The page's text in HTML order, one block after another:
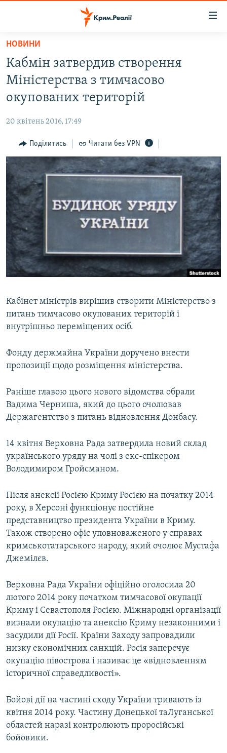
Перейти
основного
матеріалу
до
основної
Перейти
до
пошуку
НОВИНИ
ВІДЕО ТА ФОТО
БЛОГИ
ПОГЛЯД
ІНТЕРВ'Ю
ВСЕ ЗА ДЕНЬ
СПЕЦПРОЕКТИ
ДЕПОРТАЦІЯ
ВІДЕОУРОКИ «ELIFBE»
СВІДЧЕННЯ ОКУПАЦІЇ
УКРАЇНСЬКА ПРОБЛЕМА КРИМУ
ЯК ОБІЙТИ БЛОКУВАННЯ
Русский
Qırımtatar
НОВИНИ
Кабмін затвердив створення
Міністерства з тимчасово
окупованих територій
20 квітень 2016, 17:49
Поділитись Читати без VPN
Кабінет міністрів вирішив створити Міністерство з
питань тимчасово окупованих територій і
внутрішньо переміщених осіб.
Фонду держмайна України доручено внести
пропозиції щодо розміщення міністерства.
Раніше главою цього нового відомства обрали
Вадима Черниша, який до цього очолював
Держагентство з питань відновлення Донбасу.
14 квітня Верховна Рада затвердила новий склад
українського уряду на чолі з екс-спікером
Володимиром Гройсманом.
Після анексії Росією Криму Росією на початку 2014
року, в Херсоні функціонує постійне
представництво президента України в Криму.
Також створено офіс уповноваженого у справах
кримськотатарського народу, який очолює Мустафа
Джемілєв.
Верховна Рада України офіційно оголосила 20
лютого 2014 року початком тимчасової окупації
Криму і Севастополя Росією. Міжнародні організації
визнали окупацію та анексію Криму незаконними і
засудили дії Росії. Країни Заходу запровадили
низку економічних санкцій. Росія заперечує
окупацію півострова і називає це «відновленням
історичної справедливості».
Бойові дії на частині сходу України тривають із
квітня 2014 року. Частину Донецької таЛуганської
областей наразі контролюють проросійські
бойовики.